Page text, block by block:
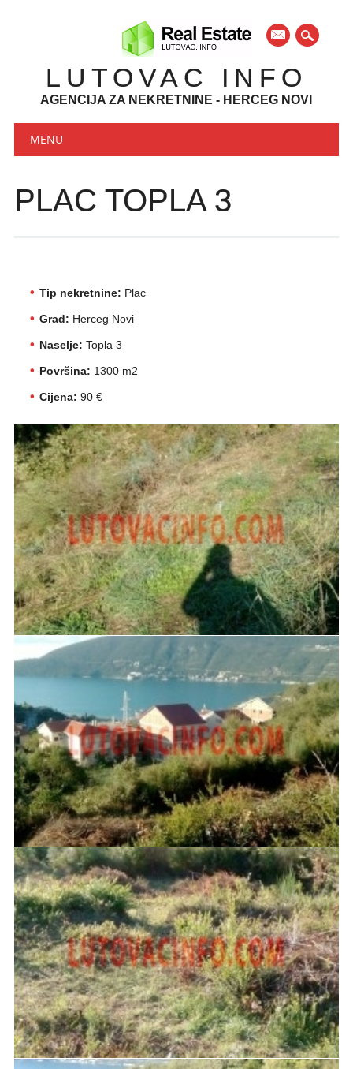
mail
LUTOVAC INFO
AGENCIJA ZA NEKRETNINE - HERCEG NOVI
Main menu
MENU
PLAC TOPLA 3
Tip nekretnine: Plac
Grad: Herceg Novi
Naselje: Topla 3
Površina: 1300 m2
Cijena: 90 €